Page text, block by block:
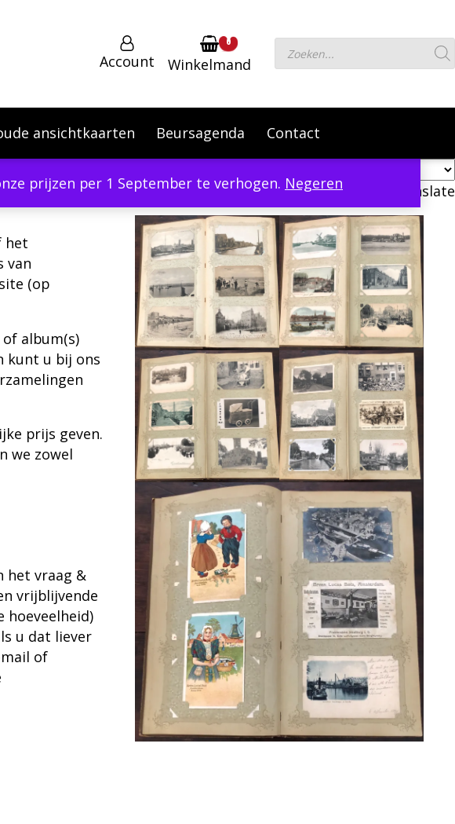
prijzen per 1 September te verhogen. Negeren
Account
0
Winkelmand
Producten
ansichtkaarten Beursagenda Contact
Powered by Translate
het
van
(op
album(s)
kunt u bij ons
prijs geven.
we zowel
het vraag &
vrijblijvende
hoeveelheid)
u dat liever
of